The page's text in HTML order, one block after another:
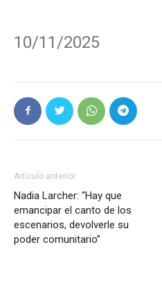
10/11/2025
Artículo anterior
Nadia Larcher: “Hay que
emancipar el canto de los
escenarios, devolverle su
poder comunitario”